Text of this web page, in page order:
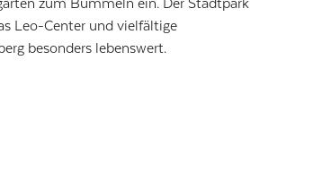
zum Bummeln ein. Der Stadtpark
Leo-Center und vielfältige
besonders lebenswert.